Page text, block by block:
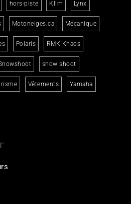
hors-piste Klim Lynx
Motoneiges.ca Mécanique
Polaris RMK Khaos
snow shoot
Vêtements Yamaha